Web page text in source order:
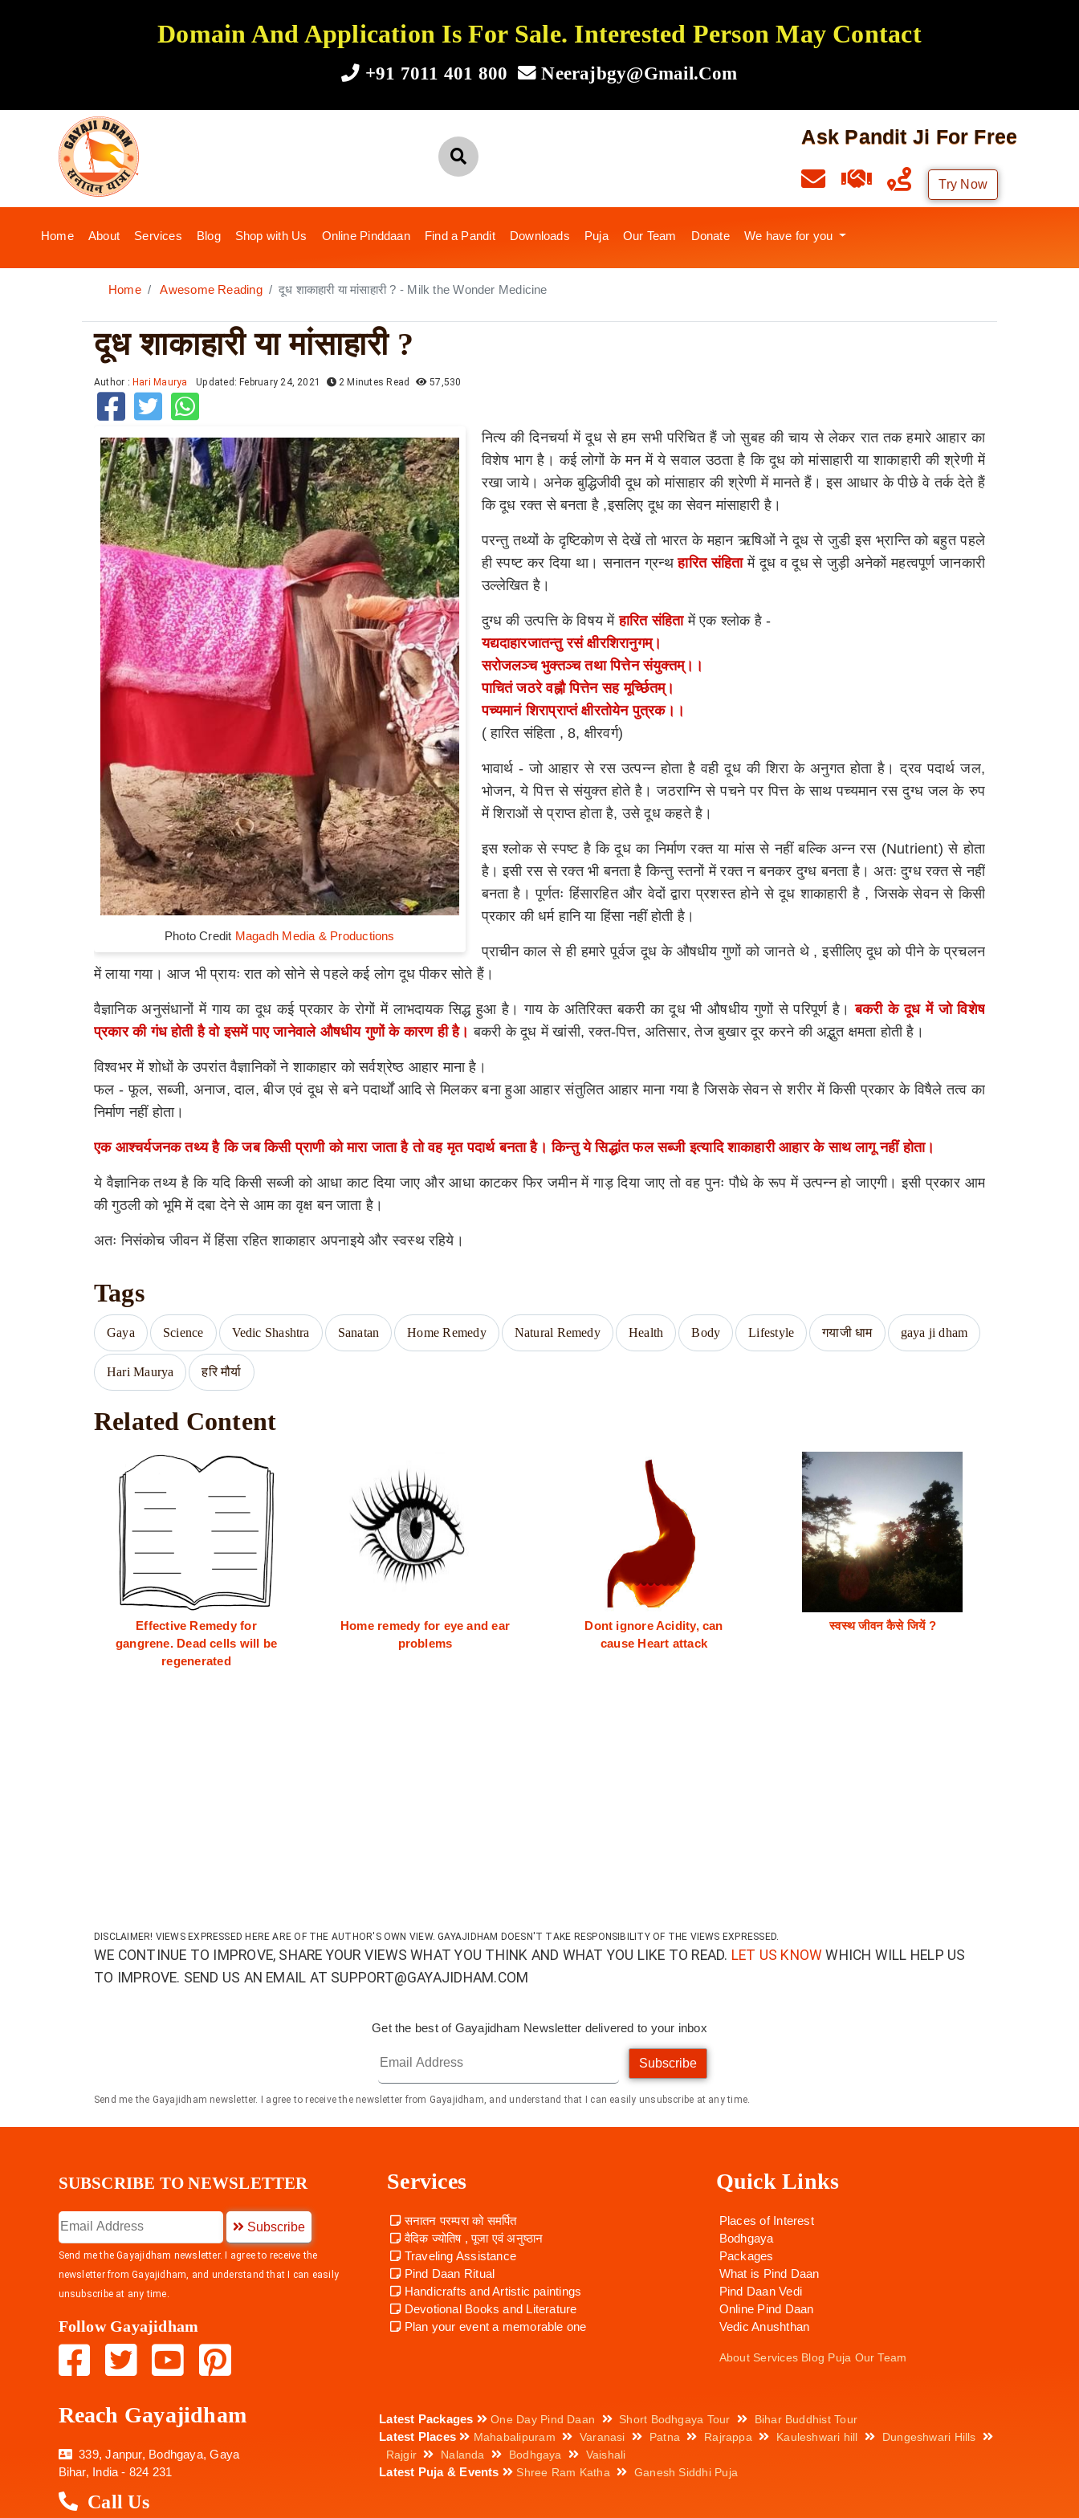
Domain And Application Is For Sale. Interested Person May Contact
+91 7011 401 800 Neerajbgy@gmail.com
Ask Pandit Ji For Free
Try Now
Home(current)
About Services Blog Shop with Us Online Pinddaan Find a Pandit Downloads Puja Our Team Donate We have for you
Home Awesome Reading दूध शाकाहारी या मांसाहारी ? - Milk the Wonder Medicine
दूध शाकाहारी या मांसाहारी ?
Author :Hari Maurya Updated: February 24, 2021 2 Minutes Read 57,530
Photo Credit Magadh Media & Productions
नित्य की दिनचर्या में दूध से हम सभी परिचित हैं जो सुबह की चाय से लेकर रात तक हमारे आहार का
विशेष भाग है। कई लोगों के मन में ये सवाल उठता है कि दूध को मांसाहारी या शाकाहारी की श्रेणी में
रखा जाये। अनेक बुद्धिजीवी दूध को मांसाहार की श्रेणी में मानते हैं। इस आधार के पीछे वे तर्क देते हैं
कि दूध रक्त से बनता है ,इसलिए दूध का सेवन मांसाहारी है।
परन्तु तथ्यों के दृष्टिकोण से देखें तो भारत के महान ऋषिओं ने दूध से जुडी इस भ्रान्ति को बहुत पहले
ही स्पष्ट कर दिया था। सनातन ग्रन्थहारित संहितामें दूध व दूध से जुड़ी अनेकों महत्वपूर्ण जानकारी
उल्लेखित है।
दुग्ध की उत्पत्ति के विषय मेंहारित संहितामें एक श्लोक है -
यद्यदाहारजातन्तु रसं क्षीरशिरानुगम्।
सरोजलञ्च भुक्तञ्च तथा पित्तेन संयुक्तम्।।
पाचितं जठरे वह्नौ पित्तेन सह मूर्च्छितम्।
पच्यमानं शिराप्राप्तं क्षीरतोयेन पुत्रक।।
( हारित संहिता , 8, क्षीरवर्ग)
भावार्थ - जो आहार से रस उत्पन्न होता है वही दूध की शिरा के अनुगत होता है। द्रव पदार्थ जल,
भोजन, ये पित्त से संयुक्त होते है। जठराग्नि से पचने पर पित्त के साथ पच्यमान रस दुग्ध जल के रुप
में शिराओं से प्राप्त होता है, उसे दूध कहते है।
इस श्लोक से स्पष्ट है कि दूध का निर्माण रक्त या मांस से नहीं बल्कि अन्न रस (Nutrient) से होता
है। इसी रस से रक्त भी बनता है किन्तु स्तनों में रक्त न बनकर दुग्ध बनता है। अतः दुग्ध रक्त से नहीं
बनता है। पूर्णतः हिंसारहित और वेदों द्वारा प्रशस्त होने से दूध शाकाहारी है , जिसके सेवन से किसी
प्रकार की धर्म हानि या हिंसा नहीं होती है।
प्राचीन काल से ही हमारे पूर्वज दूध के औषधीय गुणों को जानते थे , इसीलिए दूध को पीने के प्रचलन
में लाया गया। आज भी प्रायः रात को सोने से पहले कई लोग दूध पीकर सोते हैं।
वैज्ञानिक अनुसंधानों में गाय का दूध कई प्रकार के रोगों में लाभदायक सिद्ध हुआ है। गाय के अतिरिक्त बकरी का दूध भी औषधीय गुणों से परिपूर्ण है।बकरी के दूध में जो विशेष
प्रकार की गंध होती है वो इसमें पाए जानेवाले औषधीय गुणों के कारण ही है। बकरी के दूध में खांसी, रक्त-पित्त, अतिसार, तेज बुखार दूर करने की अद्भुत क्षमता होती है।
विश्वभर में शोधों के उपरांत वैज्ञानिकों ने शाकाहार को सर्वश्रेष्ठ आहार माना है।
फल - फूल, सब्जी, अनाज, दाल, बीज एवं दूध से बने पदार्थों आदि से मिलकर बना हुआ आहार संतुलित आहार माना गया है जिसके सेवन से शरीर में किसी प्रकार के विषैले तत्व का
निर्माण नहीं होता।
एक आश्चर्यजनक तथ्य है कि जब किसी प्राणी को मारा जाता है तो वह मृत पदार्थ बनता है। किन्तु ये सिद्धांत फल सब्जी इत्यादि शाकाहारी आहार के साथ लागू नहीं होता।
ये वैज्ञानिक तथ्य है कि यदि किसी सब्जी को आधा काट दिया जाए और आधा काटकर फिर जमीन में गाड़ दिया जाए तो वह पुनः पौधे के रूप में उत्पन्न हो जाएगी। इसी प्रकार आम
की गुठली को भूमि में दबा देने से आम का वृक्ष बन जाता है।
अतः निसंकोच जीवन में हिंसा रहित शाकाहार अपनाइये और स्वस्थ रहिये।
Tags
Gaya Science Vedic Shashtra Sanatan Home Remedy Natural Remedy Health Body Lifestyle गयाजी धाम gaya ji dham
Hari Maurya हरि मौर्या
Related Content
Effective Remedy for
gangrene. Dead cells will be
regenerated
Home remedy for eye and ear
problems
Dont ignore Acidity, can
cause Heart attack
स्वस्थ जीवन कैसे जियें ?
DISCLAIMER! VIEWS EXPRESSED HERE ARE OF THE AUTHOR'S OWN VIEW. GAYAJIDHAM DOESN'T TAKE RESPONSIBILITY OF THE VIEWS EXPRESSED.
WE CONTINUE TO IMPROVE, SHARE YOUR VIEWS WHAT YOU THINK AND WHAT YOU LIKE TO READ. LET US KNOW WHICH WILL HELP US
TO IMPROVE. SEND US AN EMAIL AT SUPPORT@GAYAJIDHAM.COM
Get the best of Gayajidham Newsletter delivered to your inbox
Subscribe
Send me the Gayajidham newsletter. I agree to receive the newsletter from Gayajidham, and understand that I can easily unsubscribe at any time.
SUBSCRIBE TO NEWSLETTER
Subscribe
Send me the Gayajidham newsletter. I agree to receive the
newsletter from Gayajidham, and understand that I can easily
unsubscribe at any time.
Follow Gayajidham
Services
सनातन परम्परा को समर्पित
वैदिक ज्योतिष , पूजा एवं अनुष्ठान
Traveling Assistance
Pind Daan Ritual
Handicrafts and Artistic paintings
Devotional Books and Literature
Plan your event a memorable one
Quick Links
Places of Interest
Bodhgaya
Packages
What is Pind Daan
Pind Daan Vedi
Online Pind Daan
Vedic Anushthan
About Services Blog Puja Our Team
Reach Gayajidham
339, Janpur, Bodhgaya, Gaya
Bihar, India - 824 231
Call Us
Latest Packages One Day Pind Daan Short Bodhgaya Tour Bihar Buddhist Tour
Latest Places Mahabalipuram Varanasi Patna Rajrappa Kauleshwari hill
Dungeshwari Hills
Rajgir
Nalanda Bodhgaya Vaishali
Latest Puja & Events Shree Ram Katha Ganesh Siddhi Puja